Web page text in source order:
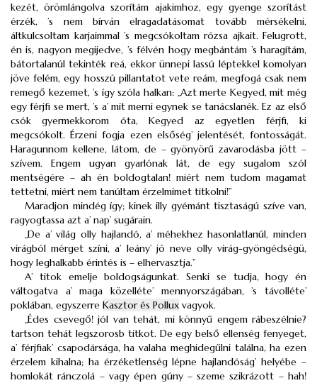
kezét, örömlángolva szorítám ajakimhoz, egy gyenge szorítást
érzék, ’s nem bírván elragadatásomat tovább mérsékelni,
áltkulcsoltam karjaimmal ’s megcsókoltam rózsa ajkait. Felugrott,
én is, nagyon megijedve, ’s félvén hogy megbántám ’s haragítám,
bátortalanúl tekinték reá, ekkor ünnepi lassú léptekkel komolyan
jöve felém, egy hosszú pillantatot vete reám, megfogá csak nem
remegő kezemet, ’s így szóla halkan: „Azt merte Kegyed, mit még
egy férjfi se mert, ’s a’ mit merni egynek se tanácslanék. Ez az első
csók gyermekkorom óta, Kegyed az egyetlen férjfi, ki
megcsókolt. Érzeni fogja ezen elsőség’ jelentését, fontosságát.
Haragunnom kellene, látom, de – gyönyörű zavarodásba jött –
szívem. Engem ugyan gyarlónak lát, de egy sugalom szól
mentségére – ah én boldogtalan! miért nem tudom magamat
tettetni, miért nem tanúltam érzelmimet titkolni!”
Maradjon mindég így; kinek illy gyémánt tisztaságú szíve van,
ragyogtassa azt a’ nap’ sugárain.
„De a’ világ olly hajlandó, a’ méhekhez hasonlatlanúl, minden
virágból mérget színi, a’ leány’ jó neve olly virág-gyöngédségü,
hogy leghalkabb érintés is – elhervasztja.”
A’ titok emelje boldogságunkat. Senki se tudja, hogy én
váltogatva a’ maga közelléte’ mennyországában, ’s távolléte’
poklában, egyszerre Kasztor és Pollux vagyok.
„Édes csevegő! jól van tehát, mi könnyű engem rábeszélnie?
tartson tehát legszorosb titkot. De egy belső ellenség fenyeget,
a’ férjfiak’ csapodársága, ha valaha meghidegűlni találna, ha ezen
érzelem kihalna; ha érzéketlenség lépne hajlandóság’ helyébe –
homlokát ránczolá – vagy épen gúny – szeme szikrázott – hah!